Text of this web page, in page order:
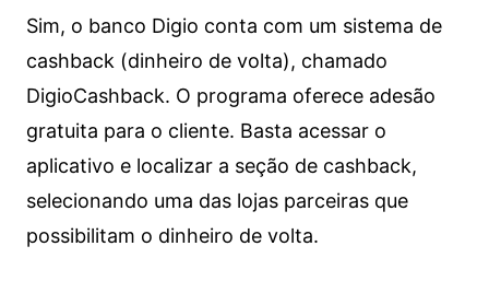
Sim, o banco Digio conta com um sistema de
cashback (dinheiro de volta), chamado
DigioCashback. O programa oferece adesão
gratuita para o cliente. Basta acessar o
aplicativo e localizar a seção de cashback,
selecionando uma das lojas parceiras que
possibilitam o dinheiro de volta.